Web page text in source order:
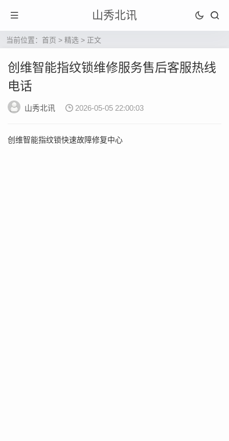
山秀北讯
当前位置： 首页 > 精选 > 正文
创维智能指纹锁维修服务售后客服热线
电话
山秀北讯 2026-05-05 22:00:03
创维智能指纹锁快速故障修复中心